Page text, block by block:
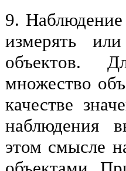
9.
измерять
объектов.
множество
качестве
наблюдения
этом смысле